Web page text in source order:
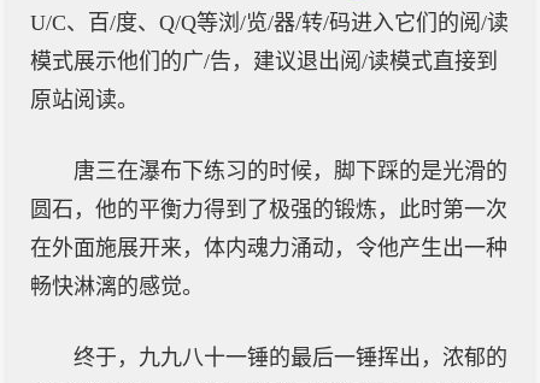
U/C、百/度、Q/Q等浏/览/器/转/码进入它们的阅/读
模式展示他们的广/告，建议退出阅/读模式直接到
原站阅读。
唐三在瀑布下练习的时候，脚下踩的是光滑的
圆石，他的平衡力得到了极强的锻炼，此时第一次
在外面施展开来，体内魂力涌动，令他产生出一种
畅快淋漓的感觉。
终于，九九八十一锤的最后一锤挥出，浓郁的